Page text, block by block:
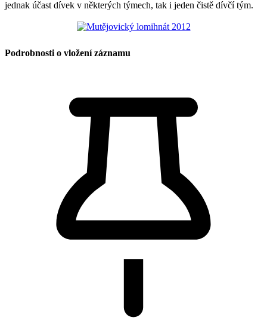
jednak účast dívek v některých týmech, tak i jeden čistě dívčí tým.
Podrobnosti o vložení záznamu